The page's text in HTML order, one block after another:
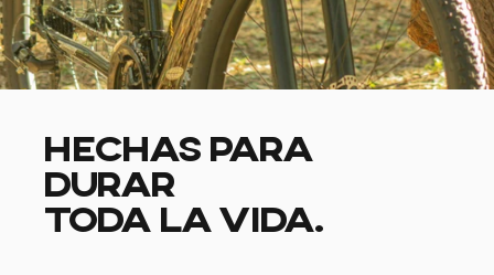
HECHAS PARA
DURAR
TODA LA VIDA.